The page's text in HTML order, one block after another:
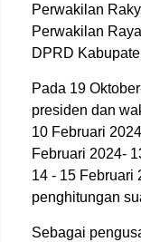
Perwakilan
Perwakilan
DPRD
Pada 19
presiden dan
10 Februari
Februari 2024-
14 - 15 Februari
penghitungan
Sebagai